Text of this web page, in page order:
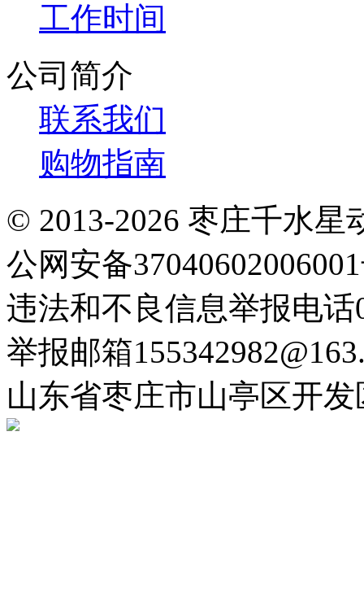
工作时间
公司简介
联系我们
购物指南
© 2013-2026 枣庄千水
公网安备
违法和不良信息举报电话
举报邮箱
山东省枣庄市山亭区开